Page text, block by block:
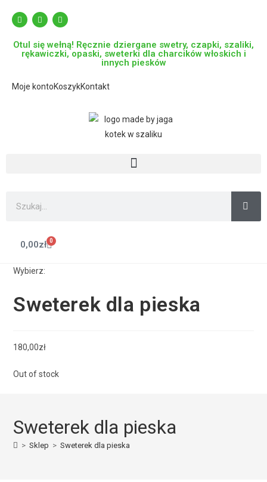
Otul się wełną! Ręcznie dziergane swetry, czapki, szaliki,
rękawiczki, opaski, sweterki dla charcików włoskich i
innych piesków
Moje kontoKoszykKontakt
0,00zł 0
Wybierz:
Sweterek dla pieska
180,00zł
Out of stock
Sweterek dla pieska
> Sklep > Sweterek dla pieska